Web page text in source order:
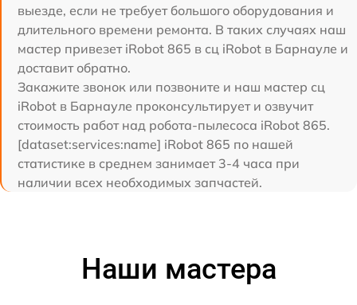
выезде, если не требует большого оборудования и
длительного времени ремонта. В таких случаях наш
мастер привезет iRobot 865 в сц iRobot в Барнауле и
доставит обратно.
Закажите звонок или позвоните и наш мастер сц
iRobot в Барнауле проконсультирует и озвучит
стоимость работ над робота-пылесоса iRobot 865.
[dataset:services:name] iRobot 865 по нашей
статистике в среднем занимает 3-4 часа при
наличии всех необходимых запчастей.
Наши мастера